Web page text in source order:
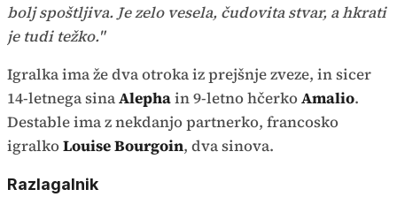
bolj spoštljiva. Je zelo vesela, čudovita stvar, a hkrati
je tudi težko."
Igralka ima že dva otroka iz prejšnje zveze, in sicer
14-letnega sinaAlephain 9-letno hčerkoAmalio.
Destable ima z nekdanjo partnerko, francosko
igralkoLouise Bourgoin, dva sinova.
Razlagalnik